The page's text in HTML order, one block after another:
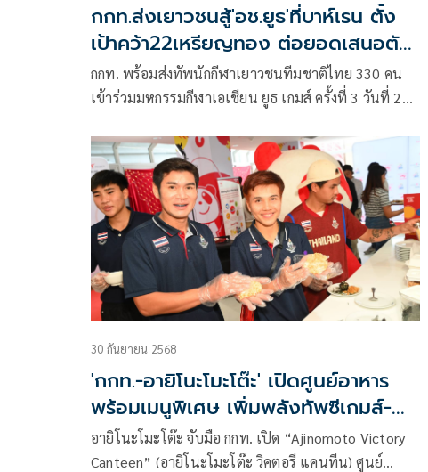
กกท.ส่งเยาวชนสู้'อช.ยูธ'ที่บาห์เรน ตั้ง
เป้าคว้า22เหรียญทอง ต่อยอดเสนอตัว
จัดยูธโอลิมปิก
กกท. พร้อมส่งทัพนักกีฬาเยาวชนทีมชาติไทย 330 คน
เข้าร่วมมหกรรมกีฬาเอเชียน ยูธ เกมส์ ครั้งที่ 3 วันที่ 22-
กับสมาคมกีฬา คว้า 22 เหรียญทอง พร้อมต่อยอดเดิน
หน้าเสนอตัวเป็นเจ้าภาพยูธโอลิมปิกเกมส์ ครั้งที่ 5 ปี
2030
30 กันยายน 2568
'กกท.-อายิโนะโมะโต๊ะ' เปิดศูนย์อาหาร
พร้อมเมนูพิเศษ เพิ่มพลังทัพซีเกมส์-
อาเซียนพาราฯ
อายิโนะโมะโต๊ะ จับมือ กกท. เปิด “Ajinomoto Victory
Canteen” (อายิโนะโมะโต๊ะ วิคตอรี แคนทีน) ศูนย์